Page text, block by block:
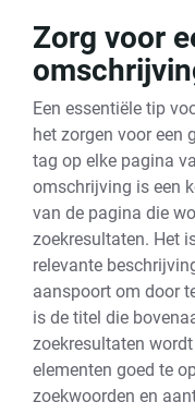
Zorg voor
Een essentiële tip
het zorgen voor een
tag op elke pagina
omschrijving is een
van de pagina die
zoekresultaten. Het
relevante
aanspoort om door
is de titel die
zoekresultaten
elementen goed te
zoekwoorden en